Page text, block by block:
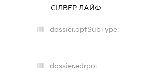
СІЛВЕР ЛАЙФ
dossier.opfSubType:
-
dossier.edrpo: